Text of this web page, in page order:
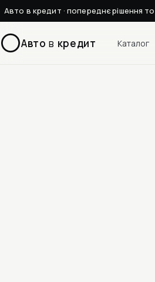
Авто в кредит · попереднє рішення
Авто в кредит Каталог